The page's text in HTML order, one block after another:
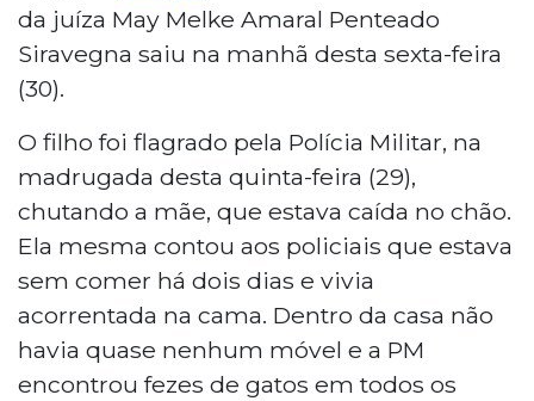
da juíza May Melke Amaral Penteado
Siravegna saiu na manhã desta sexta-feira
(30).
O filho foi flagrado pela Polícia Militar, na
madrugada desta quinta-feira (29),
chutando a mãe, que estava caída no chão.
Ela mesma contou aos policiais que estava
sem comer há dois dias e vivia
acorrentada na cama. Dentro da casa não
havia quase nenhum móvel e a PM
encontrou fezes de gatos em todos os